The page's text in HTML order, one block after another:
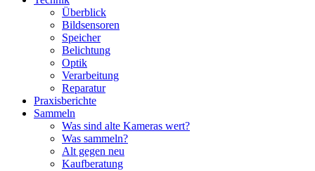
Überblick
Bildsensoren
Speicher
Belichtung
Optik
Verarbeitung
Reparatur
Praxisberichte
Sammeln
Was sind alte Kameras wert?
Was sammeln?
Alt gegen neu
Kaufberatung